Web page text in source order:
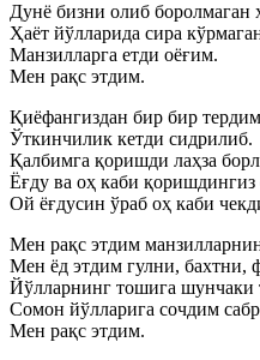
Дунё бизни олиб боролмаган
Ҳаёт йўлларида сира
Манзилларга етди оёғим.
Мен рақс этдим.
Қиёфангиздан бир бир
Ўткинчилик кетди сидрилиб.
Қалбимга қоришди лаҳза
Ёғду ва оҳ каби қоришдингиз
Ой ёғдусин ўраб оҳ каби
Мен рақс этдим
Мен ёд этдим гулни, бахтни,
Йўлларнинг тошига
Сомон йўлларига сочдим
Мен рақс этдим.